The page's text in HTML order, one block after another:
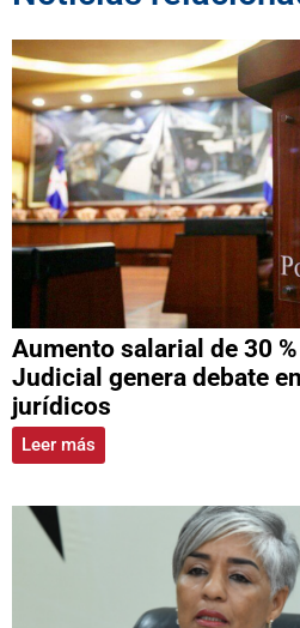
Aumento salarial de 30
Judicial genera debate
jurídicos
Leer más